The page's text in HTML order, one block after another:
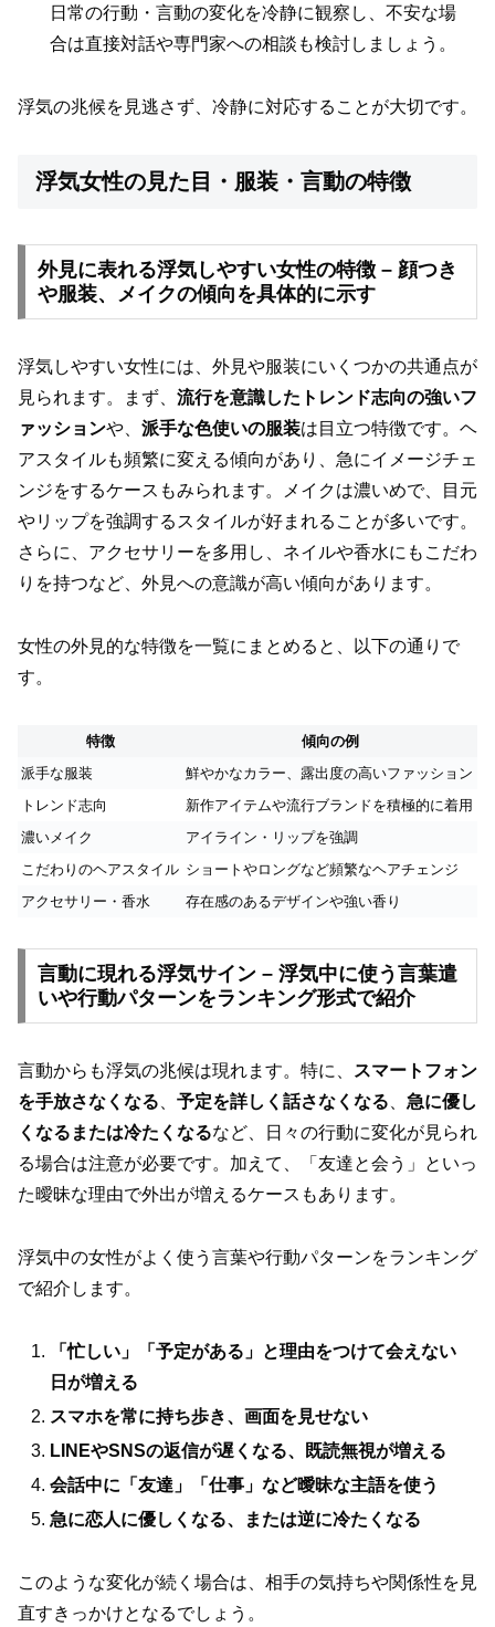
日常の行動・言動の変化を冷静に観察し、不安な場
合は直接対話や専門家への相談も検討しましょう。
浮気の兆候を見逃さず、冷静に対応することが大切です。
浮気女性の見た目・服装・言動の特徴
外見に表れる浮気しやすい女性の特徴 – 顔つき
や服装、メイクの傾向を具体的に示す
浮気しやすい女性には、外見や服装にいくつかの共通点が
見られます。まず、 流行を意識したトレンド志向の強いフ
ァッションや、 派手な色使いの服装は目立つ特徴です。ヘ
アスタイルも頻繁に変える傾向があり、急にイメージチェ
ンジをするケースもみられます。メイクは濃いめで、目元
やリップを強調するスタイルが好まれることが多いです。
さらに、アクセサリーを多用し、ネイルや香水にもこだわ
りを持つなど、外見への意識が高い傾向があります。
女性の外見的な特徴を一覧にまとめると、以下の通りで
す。
特徴
傾向の例
派手な服装
鮮やかなカラー、露出度の高いファッション
トレンド志向
新作アイテムや流行ブランドを積極的に着用
濃いメイク
アイライン・リップを強調
こだわりのヘアスタイル ショートやロングなど頻繁なヘアチェンジ
アクセサリー・香水
存在感のあるデザインや強い香り
言動に現れる浮気サイン – 浮気中に使う言葉遣
いや行動パターンをランキング形式で紹介
言動からも浮気の兆候は現れます。特に、
スマートフォン
を手放さなくなる
予定を詳しく話さなくなる
急に優し
くなるまたは冷たくなるなど、日々の行動に変化が見られ
る場合は注意が必要です。加えて、「友達と会う」といっ
た曖昧な理由で外出が増えるケースもあります。
浮気中の女性がよく使う言葉や行動パターンをランキング
で紹介します。
「忙しい」「予定がある」と理由をつけて会えない
日が増える
スマホを常に持ち歩き、画面を見せない
LINEやSNSの返信が遅くなる、既読無視が増える
会話中に「友達」「仕事」など曖昧な主語を使う
急に恋人に優しくなる、または逆に冷たくなる
このような変化が続く場合は、相手の気持ちや関係性を見
直すきっかけとなるでしょう。